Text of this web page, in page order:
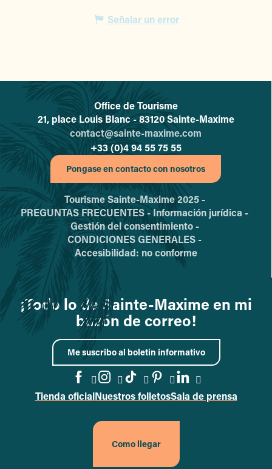
Señalar un error
L'office de tourisme de Sainte-
Office de Tourisme
21, place Louis Blanc - 83120 Sainte-Maxime
contact@sainte-maxime.com
+33 (0)4 94 55 75 55
Pongase en contacto con nosotros
Tourisme Sainte-Maxime 2025 -
PREGUNTAS FRECUENTES - Información jurídica -
Gestión del consentimiento -
CONDICIONES GENERALES -
Accesibilidad: no conforme
¡Todo lo de Sainte-Maxime en mi
buzón de correo!
Me suscribo al boletin informativo
Acceder a la página de
Acceder a la página de
Acceder a la página
Acceder a la
Acceder a la
Tienda oficialNuestros folletosSala de prensa
Como llegar